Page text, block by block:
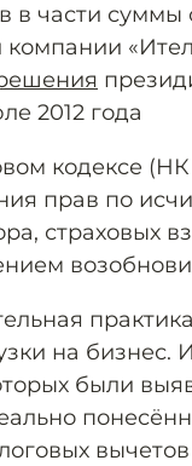
в части суммы
2012 года
кодексе
прав по
страховых
на
были